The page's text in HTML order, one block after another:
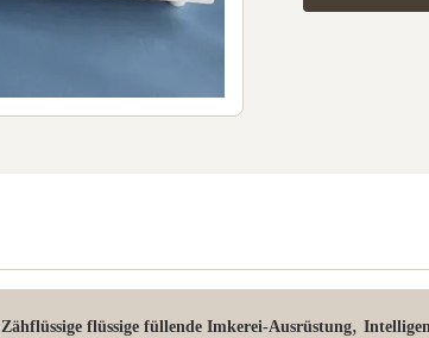
Zähflüssige flüssige füllende Imkerei-Ausrüstung,